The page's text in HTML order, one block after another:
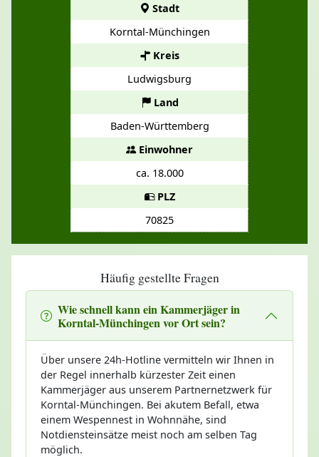
Stadt
Korntal-Münchingen
Kreis
Ludwigsburg
Land
Baden-Württemberg
Einwohner
ca. 18.000
PLZ
70825
Häufig gestellte Fragen
Wie schnell kann ein Kammerjäger in
Korntal-Münchingen vor Ort sein?
Über unsere 24h-Hotline vermitteln wir Ihnen in
der Regel innerhalb kürzester Zeit einen
Kammerjäger aus unserem Partnernetzwerk für
Korntal-Münchingen. Bei akutem Befall, etwa
einem Wespennest in Wohnnähe, sind
Notdiensteinsätze meist noch am selben Tag
möglich.